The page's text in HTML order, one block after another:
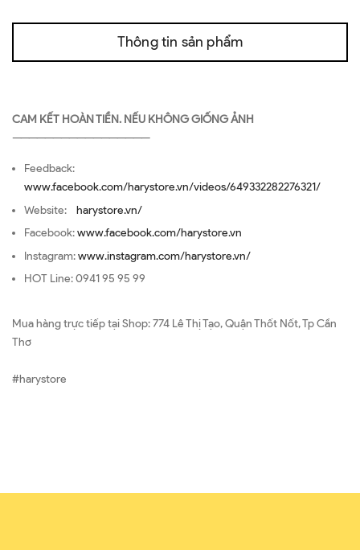
Thông tin sản phẩm
CAM KẾT HOÀN TIỀN. NẾU KHÔNG GIỐNG ẢNH
—————————————————
Feedback:
www.facebook.com/harystore.vn/videos/649332282276321/
Website: harystore.vn/
Facebook:www.facebook.com/harystore.vn
Instagram:www.instagram.com/harystore.vn/
HOT Line: 0941 95 95 99
Mua hàng trực tiếp tại Shop: 774 Lê Thị Tạo, Quận Thốt Nốt, Tp Cần
Thơ
#harystore